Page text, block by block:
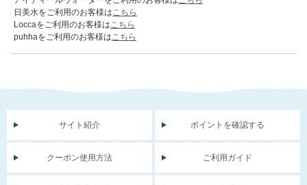
日美水をご利用のお客様はこちら
Loccaをご利用のお客様はこちら
puhhaをご利用のお客様はこちら
サイト紹介 ポイントを確認する
クーポン使用方法 ご利用ガイド